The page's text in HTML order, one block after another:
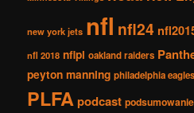
new york jets nfl nfl24
nfl 2018 nflpl oakland raiders
peyton manning philadelphia eagles
PLFA podcast podsumowanie